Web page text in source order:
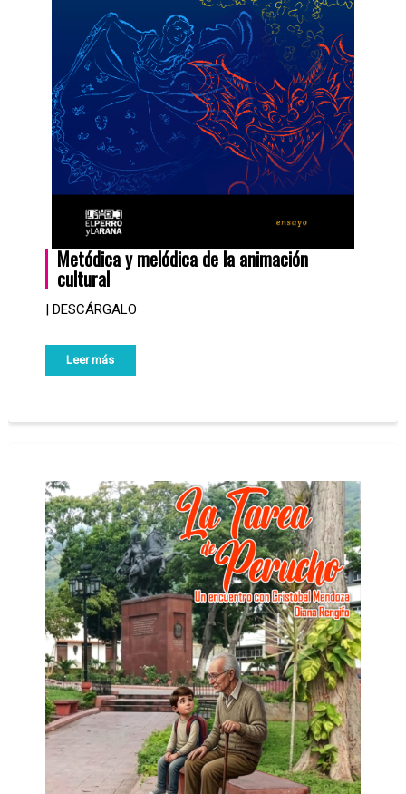
Metódica y melódica de la animación
cultural
| DESCÁRGALO
Leer más